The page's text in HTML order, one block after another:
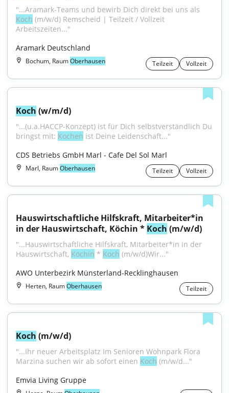
Koch (m/w/d) Remscheid | Teilzeit / Vollzeit
Arbeitszeiten..."
Aramark Deutschland
Bochum, RaumOberhausen Teilzeit Vollzeit
Koch (w/m/d)
"...(u.a.HACCP-Konzept) ist für Dich selbstverständlich Du
bringst mit: Kochen ist Deine Leidenschaft..."
CDS Betriebs GmbH Marl - Cafe Del Sol Marl
Marl, RaumOberhausen Teilzeit Vollzeit
Hauswirtschaftliche Hilfskraft, Mitarbeiter*in
in der Hauswirtschaft, Köchin * Koch (m/w/d)
"...Hauswirtschaftliche Hilfskraft, Mitarbeiter*in in der
Hauswirtschaft, Köchin * Koch (m/w/d)Wir..."
AWO Unterbezirk Münsterland-Recklinghausen
Herten, RaumOberhausen Teilzeit
Koch (m/w/d)
"...Ihr neuer Arbeitsplatz Im Senioren Wohnpark Flora
Marzina suchen wir ab sofort einen Koch (m/w/d..."
Emvia Living Gruppe